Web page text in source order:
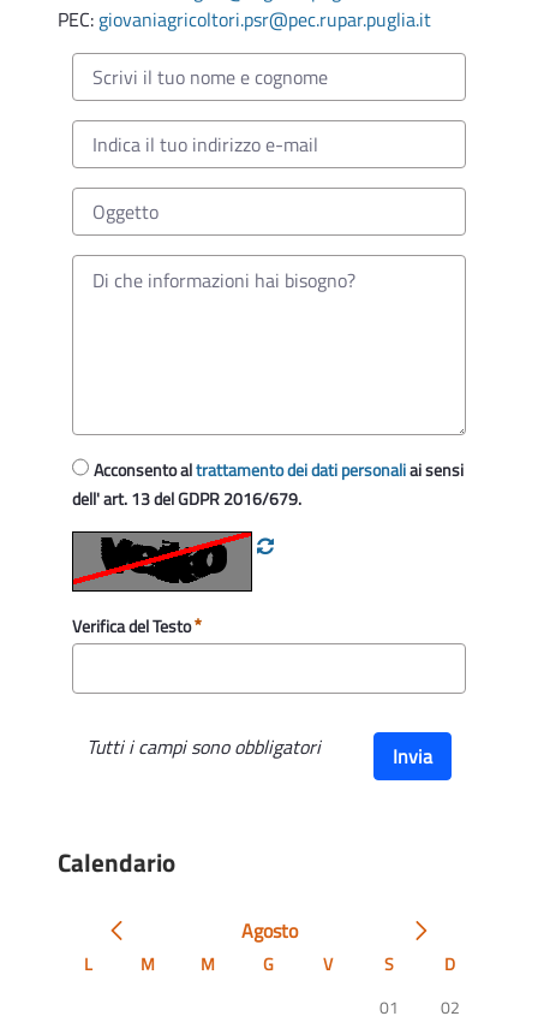
PEC: giovaniagricoltori.psr@pec.rupar.puglia.it
Acconsento altrattamento dei dati personaliai sensi
dell' art. 13 del GDPR 2016/679.
Verifica del Testo
Tutti i campi sono obbligatori Invia
Calendario
Agosto
L M M G V S
D
01
02